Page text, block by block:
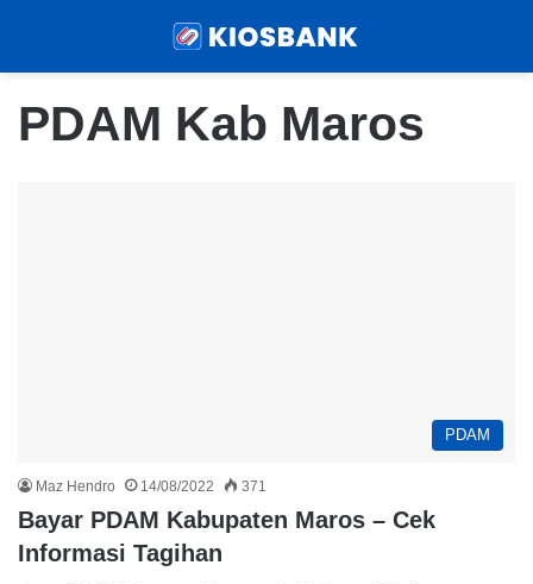
PDAM Kab Maros
PDAM
Maz Hendro 14/08/2022 371
Bayar PDAM Kabupaten Maros – Cek
Informasi Tagihan